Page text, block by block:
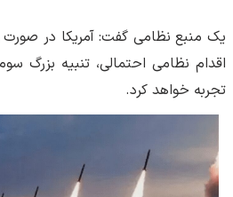
یک منبع نظامی گفت: آمریکا در صورت
اقدام نظامی احتمالی، تنبیه بزرگ
تجربه خواهد کرد.